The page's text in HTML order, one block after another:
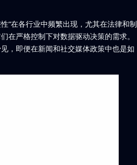
”在各行业中频繁出现，尤其在法律和制
在严格控制下对数据驱动决策的需求。
即便在新闻和社交媒体政策中也是如